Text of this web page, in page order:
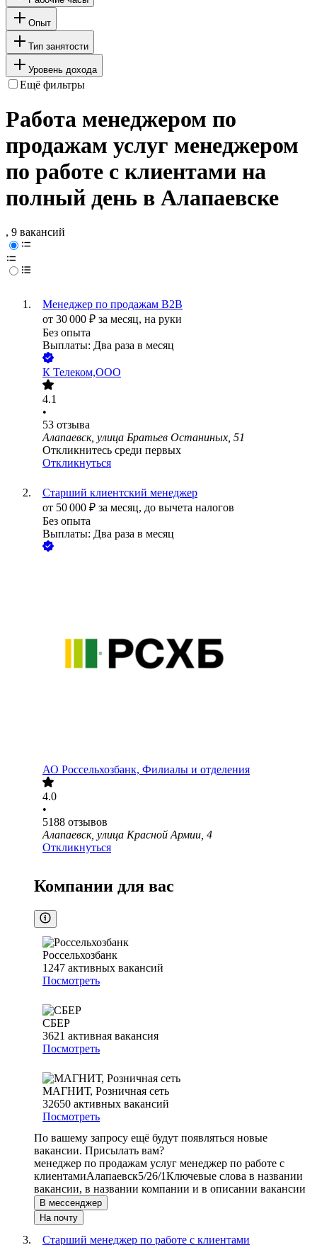
Опыт
Тип занятости
Уровень дохода
Ещё фильтры
Работа менеджером по
продажам услуг менеджером
по работе с клиентами на
полный день в Алапаевске
, 9 вакансий
Менеджер по продажам B2B
от 30 000 ₽ за месяц, на руки
Без опыта
Выплаты: Два раза в месяц
К Телеком,ООО
4.1
•
53 отзыва
Алапаевск, улица Братьев Останиных, 51
Откликнитесь среди первых
Откликнуться
Старший клиентский менеджер
от 50 000 ₽ за месяц, до вычета налогов
Без опыта
Выплаты: Два раза в месяц
АО Россельхозбанк, Филиалы и отделения
4.0
•
5188 отзывов
Алапаевск, улица Красной Армии, 4
Откликнуться
Компании для вас
Россельхозбанк
1247 активных вакансий
Посмотреть
СБЕР
3621 активная вакансия
Посмотреть
МАГНИТ, Розничная сеть
32650 активных вакансий
Посмотреть
По вашему запросу ещё будут появляться новые
вакансии. Присылать вам?
менеджер по продажам услуг менеджер по работе с
клиентамиАлапаевск5/26/1Ключевые слова в названии
вакансии, в названии компании и в описании вакансии
В мессенджер
На почту
Старший менеджер по работе с клиентами